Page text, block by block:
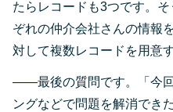
たらレコードも3つです。
ぞれの仲介会社さんの情報
対して複数レコードを用意
――最後の質問です。「今
ングなどで問題を解消でき